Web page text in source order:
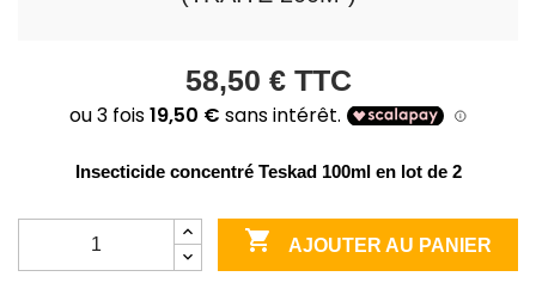
58,50 € TTC
Insecticide concentré Teskad 100ml en lot de 2
 AJOUTER AU PANIER